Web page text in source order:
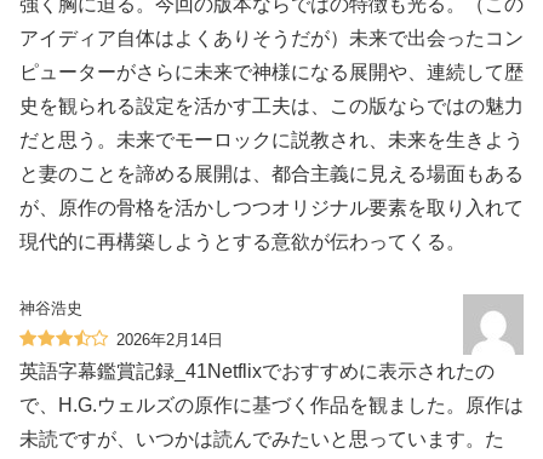
強く胸に迫る。今回の版本ならではの特徴も光る。（この
アイディア自体はよくありそうだが）未来で出会ったコン
ピューターがさらに未来で神様になる展開や、連続して歴
史を観られる設定を活かす工夫は、この版ならではの魅力
だと思う。未来でモーロックに説教され、未来を生きよう
と妻のことを諦める展開は、都合主義に見える場面もある
が、原作の骨格を活かしつつオリジナル要素を取り入れて
現代的に再構築しようとする意欲が伝わってくる。
神谷浩史
2026年2月14日
英語字幕鑑賞記録_41Netflixでおすすめに表示されたの
で、H.G.ウェルズの原作に基づく作品を観ました。原作は
未読ですが、いつかは読んでみたいと思っています。た